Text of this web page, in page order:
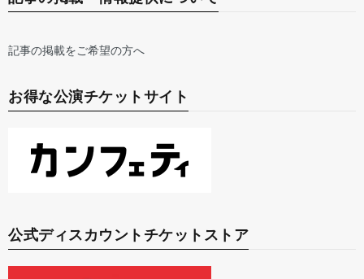
記事の掲載をご希望の方へ
お得な公演チケットサイト
公式ディスカウントチケットストア